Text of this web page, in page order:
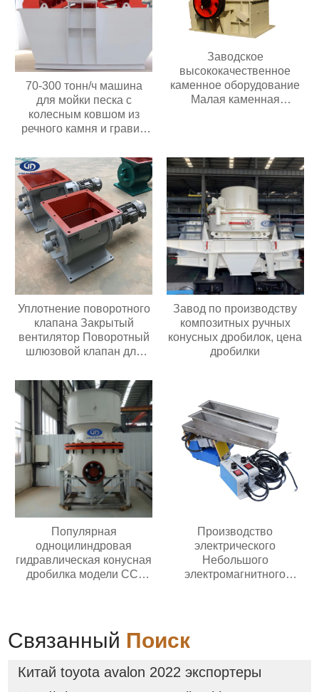
70-300 тонн/ч машина
для мойки песка с
колесным ковшом из
речного камня и гравия
высокой
производительностью
Цена в Индонезии
Заводское
высококачественное
каменное оборудование
Малая каменная
дробилка
Уплотнение поворотного
клапана Закрытый
вентилятор Поворотный
шлюзовой клапан для
гранул
Завод по производству
композитных ручных
конусных дробилок, цена
дробилки
Популярная
одноцилиндровая
гидравлическая конусная
дробилка модели CC,
переработки руды
Производство
электрического
Небольшого
электромагнитного
Связанный Поиск
Китай toyota avalon 2022 экспортеры